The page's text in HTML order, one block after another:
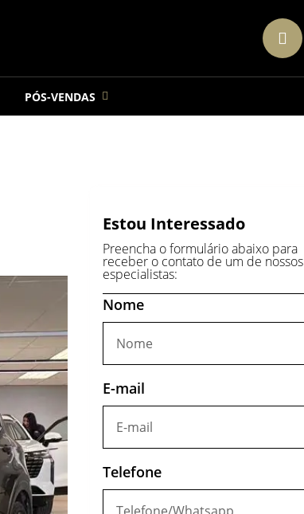
PÓS-VENDAS
Estou Interessado
Preencha o formulário abaixo para
receber o contato de um de nossos
especialistas:
Nome
E-mail
Telefone